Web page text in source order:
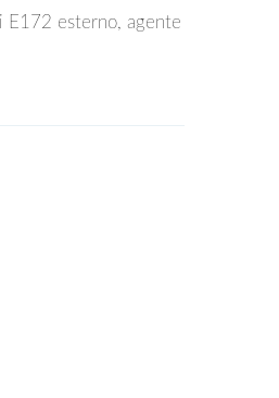
E172 esterno, agente